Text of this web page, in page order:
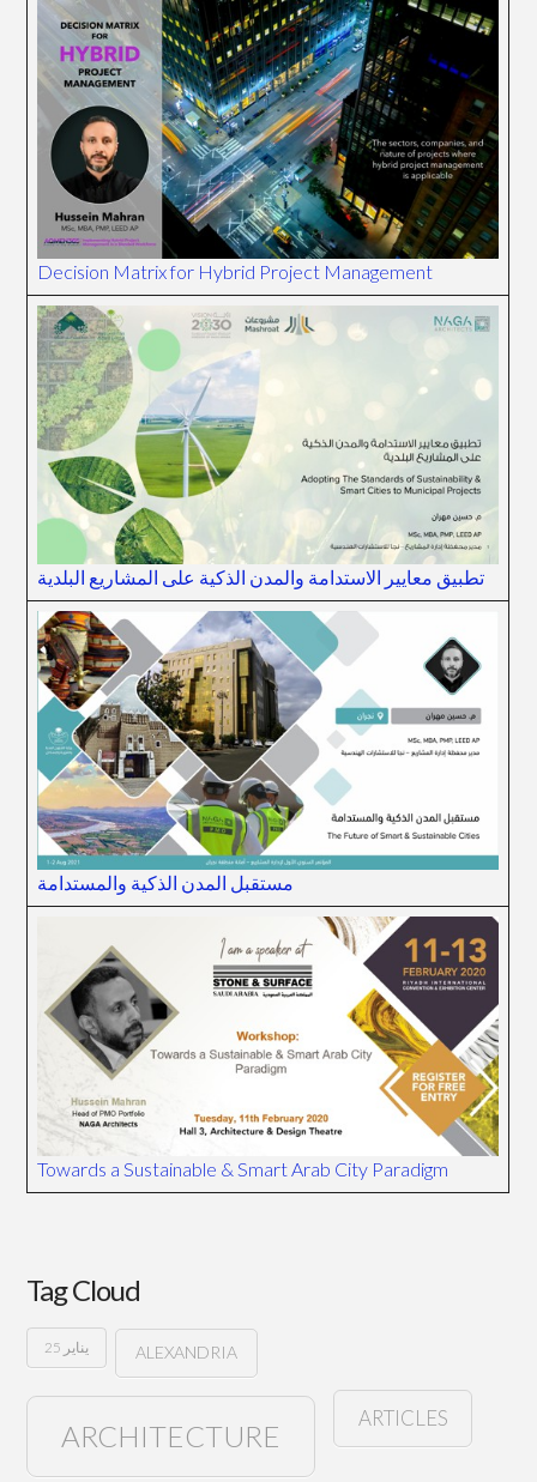
Decision Matrix for Hybrid Project Management
تطبيق معايير الاستدامة والمدن الذكية على المشاريع البلدية
مستقبل المدن الذكية والمستدامة
Towards a Sustainable & Smart Arab City Paradigm
Tag Cloud
25 يناير ALEXANDRIA
ARCHITECTURE
ARTICLES